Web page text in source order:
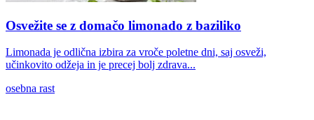
Osvežite se z domačo limonado z baziliko
Limonada je odlična izbira za vroče poletne dni, saj osveži,
učinkovito odžeja in je precej bolj zdrava...
osebna rast